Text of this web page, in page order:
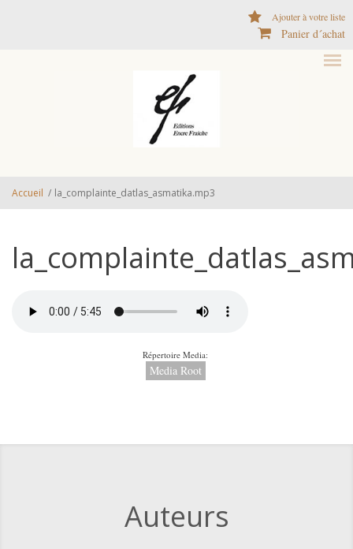
Ajouter à votre liste
Panier d´achat
Accueil / la_complainte_datlas_asmatika.mp3
Répertoire Media:
Media Root
Auteurs